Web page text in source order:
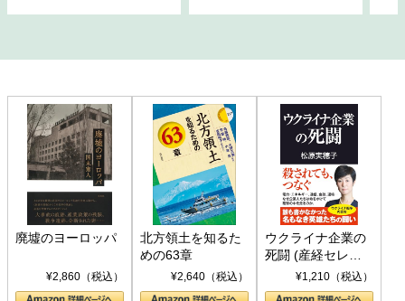
廃墟のヨーロッパ
¥2,860（税込）
北方領土を知るた
めの63章
¥2,640（税込）
ウクライナ企業の
死闘 (産経セレク
ト S 039)¥1,210（税込）